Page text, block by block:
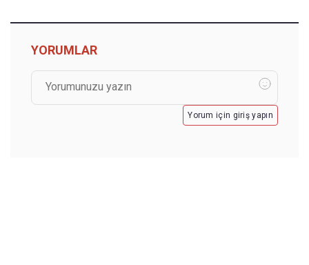
YORUMLAR
Yorum için giriş yapın